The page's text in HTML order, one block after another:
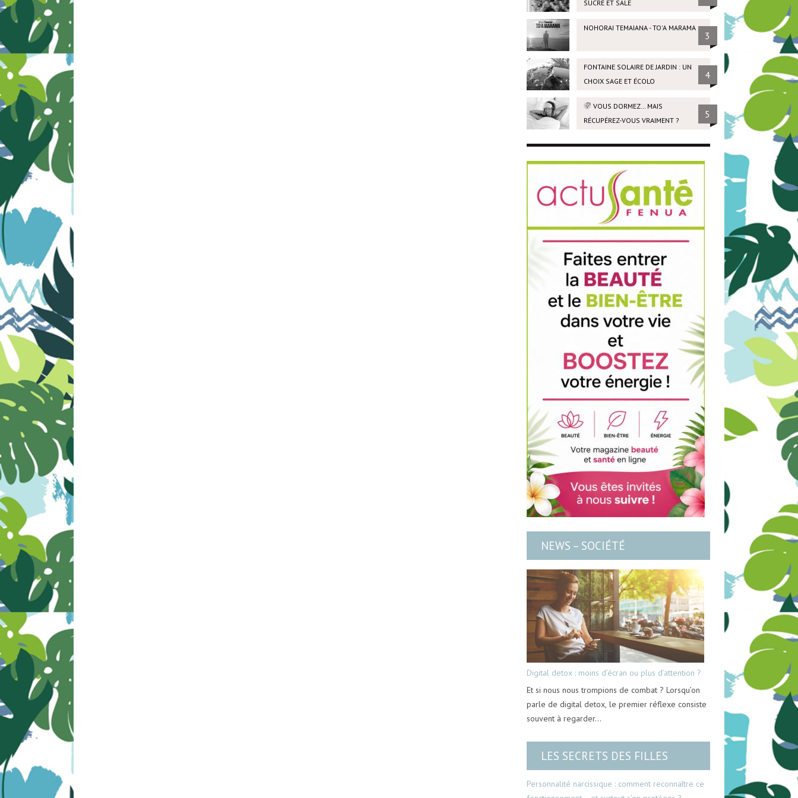
SUCRÉ ET SALÉ
NOHORAI TEMAIANA - TO'A MARAMA
3
FONTAINE SOLAIRE DE JARDIN : UN
CHOIX SAGE ET ÉCOLO
4
VOUS DORMEZ… MAIS
RÉCUPÉREZ-VOUS VRAIMENT ?
5
NEWS – SOCIÉTÉ
Digital detox : moins d’écran ou plus d’attention ?
Et si nous nous trompions de combat ? Lorsqu’on
parle de digital detox, le premier réflexe consiste
souvent à regarder…
LES SECRETS DES FILLES
Personnalité narcissique : comment reconnaître ce